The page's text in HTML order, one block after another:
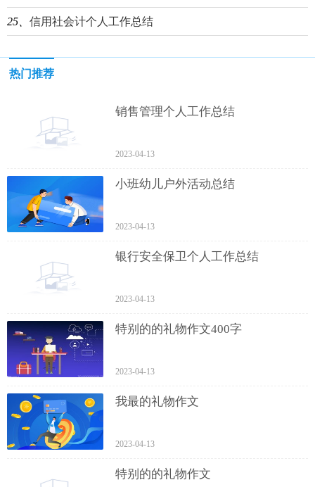
25、 信用社会计个人工作总结
热门推荐
销售管理个人工作总结
2023-04-13
小班幼儿户外活动总结
2023-04-13
银行安全保卫个人工作总结
2023-04-13
特别的的礼物作文400字
2023-04-13
我最的礼物作文
2023-04-13
特别的的礼物作文